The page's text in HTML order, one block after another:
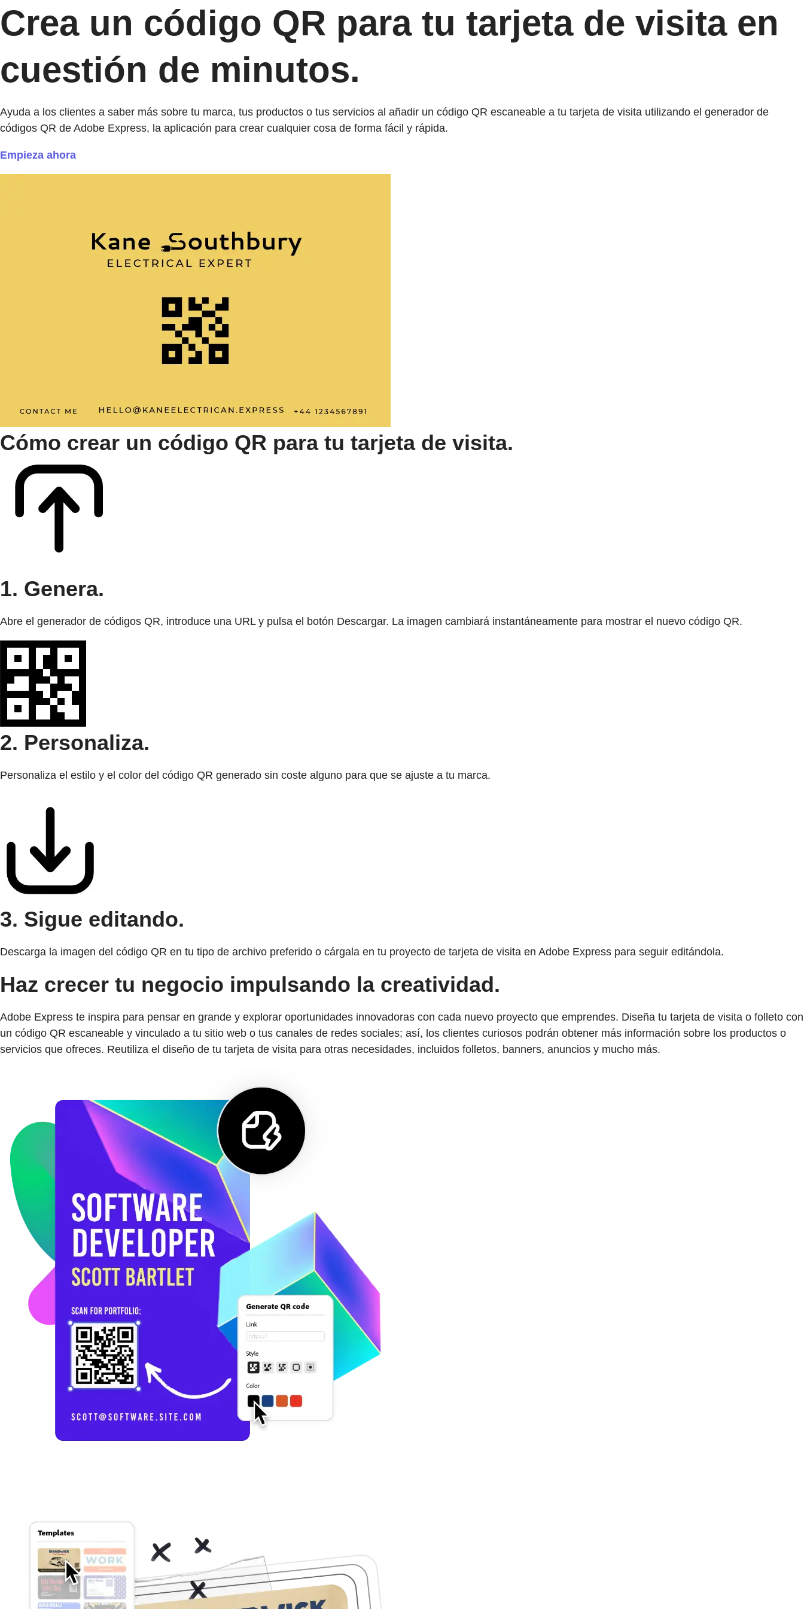
Crea un código QR para tu tarjeta de visita en
cuestión de minutos.
Ayuda a los clientes a saber más sobre tu marca, tus productos o tus servicios al añadir un código QR escaneable a tu tarjeta de visita utilizando el generador de
códigos QR de Adobe Express, la aplicación para crear cualquier cosa de forma fácil y rápida.
Empieza ahora
Cómo crear un código QR para tu tarjeta de visita.
1. Genera.
Abre el generador de códigos QR, introduce una URL y pulsa el botón Descargar. La imagen cambiará instantáneamente para mostrar el nuevo código QR.
2. Personaliza.
Personaliza el estilo y el color del código QR generado sin coste alguno para que se ajuste a tu marca.
3. Sigue editando.
Descarga la imagen del código QR en tu tipo de archivo preferido o cárgala en tu proyecto de tarjeta de visita en Adobe Express para seguir editándola.
Haz crecer tu negocio impulsando la creatividad.
Adobe Express te inspira para pensar en grande y explorar oportunidades innovadoras con cada nuevo proyecto que emprendes. Diseña tu tarjeta de visita o folleto con
un código QR escaneable y vinculado a tu sitio web o tus canales de redes sociales; así, los clientes curiosos podrán obtener más información sobre los productos o
servicios que ofreces. Reutiliza el diseño de tu tarjeta de visita para otras necesidades, incluidos folletos, banners, anuncios y mucho más.